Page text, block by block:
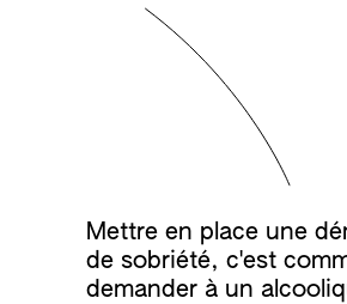
Mettre en place une
de sobriété, c'est
demander à un